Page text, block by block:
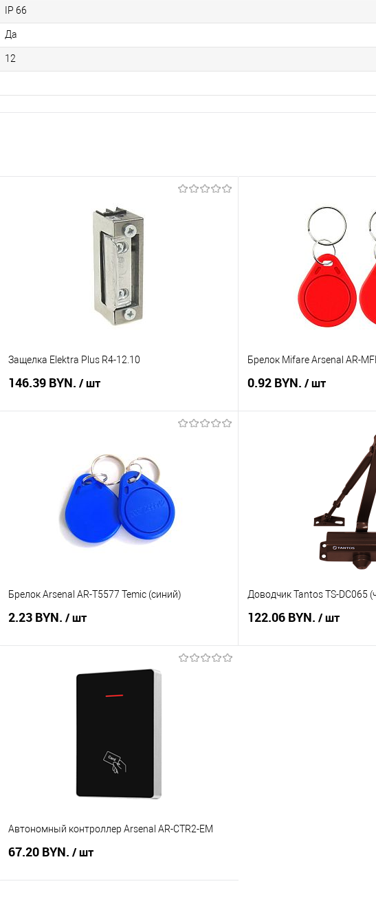
IP 66
Да
12
Защелка Elektra Plus R4-12.10
146.39 BYN. / шт
Купить в 1 клик
Сравнение
В наличии
Брелок Mifare Arsenal AR-
0.92 BYN. / шт
В
Брелок Arsenal AR-T5577 Temic (синий)
2.23 BYN. / шт
В корзину
Доводчик Tantos TS-DC065
122.06 BYN. / шт
Автономный контроллер Arsenal AR-CTR2-EM
67.20 BYN. / шт